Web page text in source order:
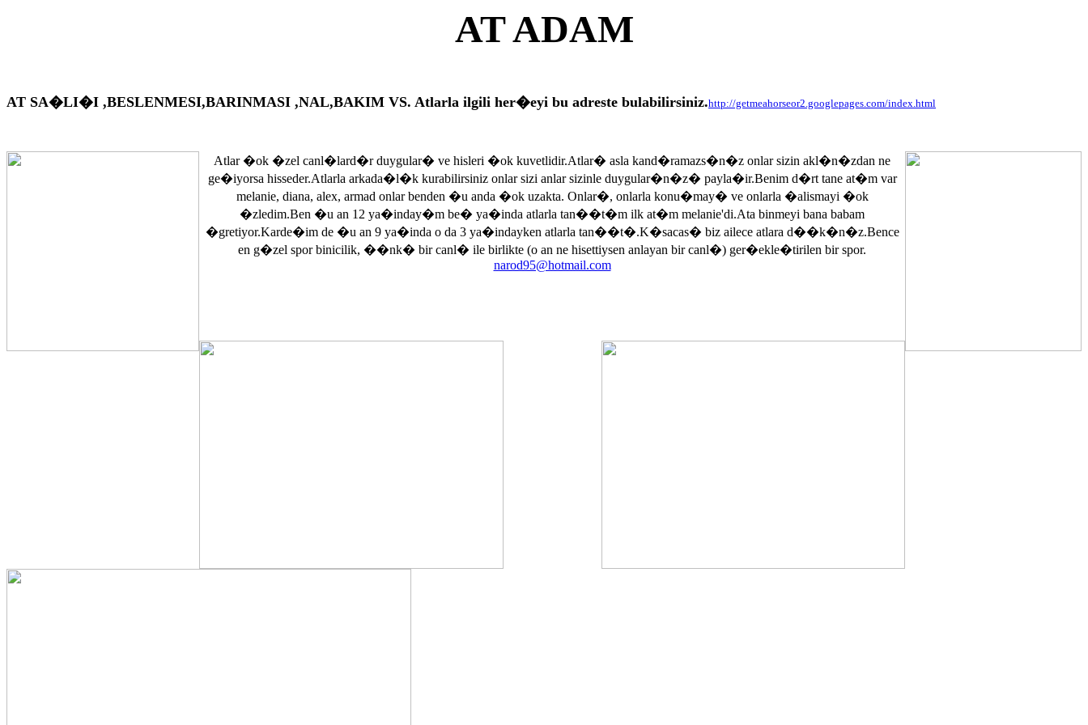
AT ADAM
AT SA�LI�I ,BESLENMESI,BARINMASI ,NAL,BAKIM VS. Atlarla ilgili her�eyi bu adreste bulabilirsiniz.http://getmeahorseor2.googlepages.com/index.html
Atlar �ok �zel canl�lard�r duygular� ve hisleri �ok kuvetlidir.Atlar� asla kand�ramazs�n�z onlar sizin akl�n�zdan ne
ge�iyorsa hisseder.Atlarla arkada�l�k kurabilirsiniz onlar sizi anlar sizinle duygular�n�z� payla�ir.Benim d�rt tane at�m var
melanie, diana, alex, armad onlar benden �u anda �ok uzakta. Onlar�, onlarla konu�may� ve onlarla �alismayi �ok
�zledim.Ben �u an 12 ya�inday�m be� ya�inda atlarla tan��t�m ilk at�m melanie'di.Ata binmeyi bana babam
�gretiyor.Karde�im de �u an 9 ya�inda o da 3 ya�indayken atlarla tan��t�.K�sacas� biz ailece atlara d��k�n�z.Bence
en g�zel spor binicilik, ��nk� bir canl� ile birlikte (o an ne hisettiysen anlayan bir canl�) ger�ekle�tirilen bir spor.
narod95@hotmail.com